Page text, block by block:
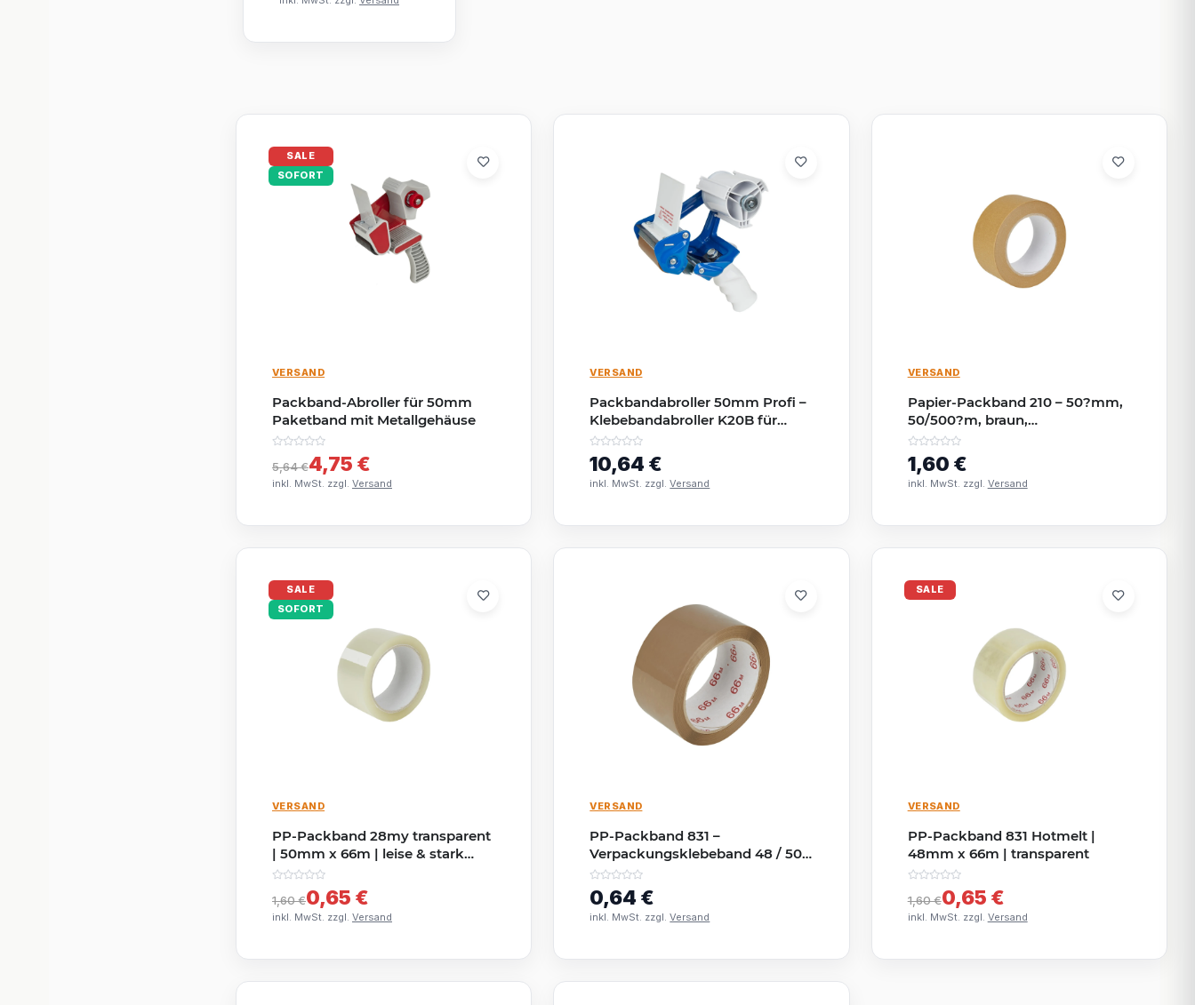
SALE
SOFORT
VERSAND
Packband-Abroller für 50mm
Paketband mit Metallgehäuse
5,64 €4,75 €
inkl. MwSt. zzgl. Versand
VERSAND
Packbandabroller 50mm Profi –
Klebebandabroller K20B für
Paketband bis 66m
10,64 €
inkl. MwSt. zzgl.Versand
VERSAND
Papier-Packband 210 – 50?mm,
50/500?m, braun,
Naturkautschuk-Kleber
1,60 €
inkl. MwSt. zzgl. Versand
SALE
SOFORT
VERSAND
PP-Packband 28my transparent
| 50mm x 66m | leise & stark
klebend
1,60 €0,65 €
inkl. MwSt. zzgl. Versand
VERSAND
PP-Packband 831 –
Verpackungsklebeband 48 / 50
mm × 66 m, Hotmelt, braun
(Havana)
0,64 €
inkl. MwSt. zzgl.Versand
SALE
VERSAND
PP-Packband 831 Hotmelt |
48mm x 66m | transparent
1,60 €0,65 €
inkl. MwSt. zzgl. Versand